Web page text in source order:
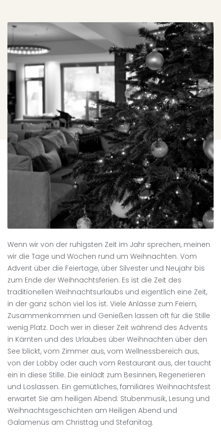
Wenn wir von der ruhigsten Zeit im Jahr sprechen, meinen
wir die Tage und Wochen rund um Weihnachten. Vom
Advent über die Feiertage, über Silvester und Neujahr bis
zum Ende der Weihnachtsferien. Es ist die Zeit des
traditionellen Weihnachtsurlaubs und eigentlich eine Zeit,
in der ganz schön viel los ist. Viele Anlässe zum Feiern,
Zusammenkommen und Genießen lassen oft für die Stille
wenig Platz. Doch wer in dieser Zeit während des Advents
in Kärnten und des Urlaubes über Weihnachten über den
See blickt, vom Zimmer aus, vom Wellnessbereich aus,
von der Lobby oder auch vom Restaurant aus, der taucht
ein in diese Stille. Die einlädt zum Besinnen, Regenerieren
und Loslassen. Ein gemütliches, familiäres Weihnachtsfest
erwartet Sie am heiligen Abend: Stubenmusik, Lesung und
Weihnachtsgeschichten am Heiligen Abend und
Galamenüs am Christtag und Stefanitag.